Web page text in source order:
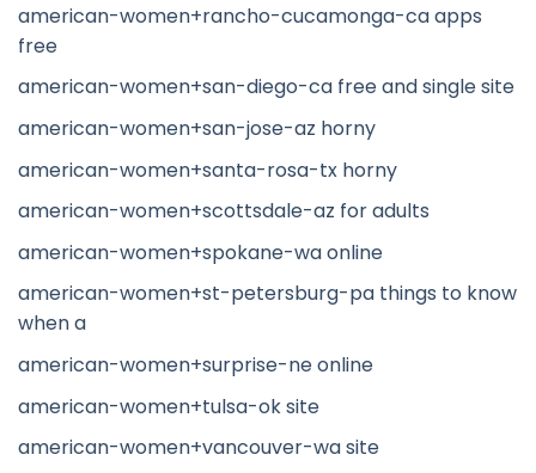
american-women+rancho-cucamonga-ca apps
free
american-women+san-diego-ca free and single site
american-women+san-jose-az horny
american-women+santa-rosa-tx horny
american-women+scottsdale-az for adults
american-women+spokane-wa online
american-women+st-petersburg-pa things to know
when a
american-women+surprise-ne online
american-women+tulsa-ok site
american-women+vancouver-wa site